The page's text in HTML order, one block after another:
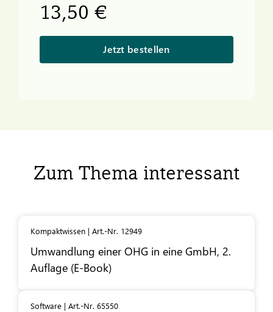
13,50 €
Jetzt bestellen
Zum Thema interessant
Kompaktwissen | Art.-Nr. 12949
Umwandlung einer OHG in eine GmbH, 2.
Auflage (E-Book)
Software | Art.-Nr. 65550